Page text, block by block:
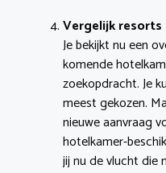
Vergelijk resorts
Je bekijkt nu een
komende
zoekopdracht. Je
meest gekozen.
nieuwe aanvraag
hotelkamer-
jij nu de vlucht die